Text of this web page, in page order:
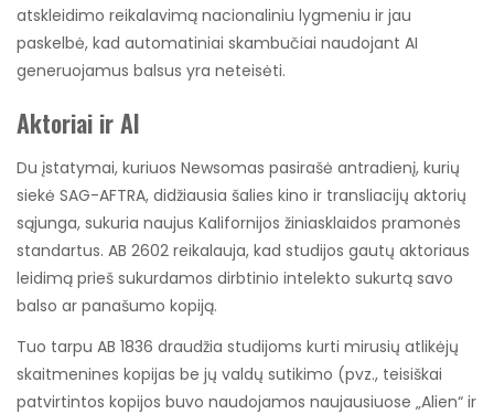
atskleidimo reikalavimą nacionaliniu lygmeniu ir jau
paskelbė, kad automatiniai skambučiai naudojant AI
generuojamus balsus yra neteisėti.
Aktoriai ir AI
Du įstatymai, kuriuos Newsomas pasirašė antradienį, kurių
siekė SAG-AFTRA, didžiausia šalies kino ir transliacijų aktorių
sąjunga, sukuria naujus Kalifornijos žiniasklaidos pramonės
standartus. AB 2602 reikalauja, kad studijos gautų aktoriaus
leidimą prieš sukurdamos dirbtinio intelekto sukurtą savo
balso ar panašumo kopiją.
Tuo tarpu AB 1836 draudžia studijoms kurti mirusių atlikėjų
skaitmenines kopijas be jų valdų sutikimo (pvz., teisiškai
patvirtintos kopijos buvo naudojamos naujausiuose „Alien“ ir